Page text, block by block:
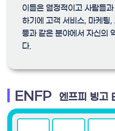
이들은 열정적이고 사람들
하기에 고객 서비스, 마케팅
등과 같은 분야에서 자신의
다.
ENFP 엔프피 빙